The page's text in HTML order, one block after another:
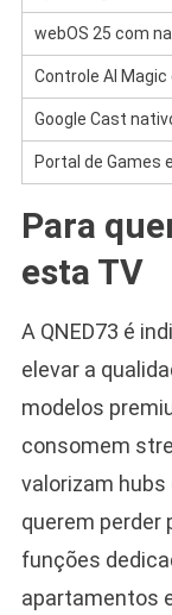
webOS 25 com
Controle AI
Google Cast
Portal de Games
Para
esta TV
A QNED73 é
elevar a
modelos
consomem
valorizam
querem perder
funções
apartamentos